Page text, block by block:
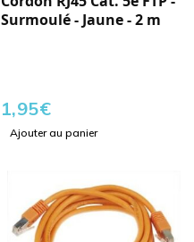
Surmoulé - Jaune - 2 m
1,95€
Ajouter au panier